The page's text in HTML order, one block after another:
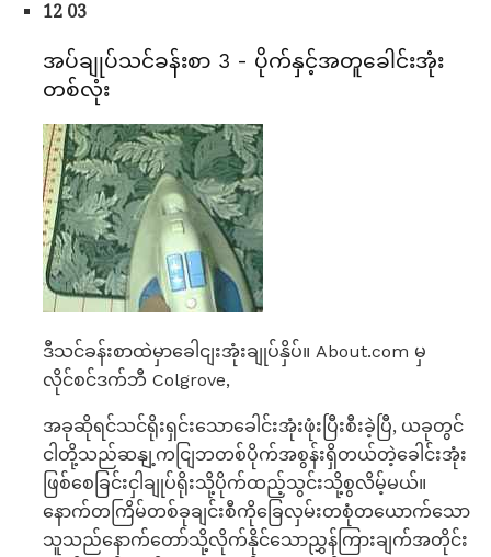
12 03
အပ်ချုပ်သင်ခန်းစာ 3 - ပိုက်နှင့်အတူခေါင်းအုံး
တစ်လုံး
ဒီသင်ခန်းစာထဲမှာခေါငျးအုံးချုပ်နှိပ်။ About.com မှ
လိုင်စင်ဒက်ဘီ Colgrove,
အခုဆိုရင်သင်ရိုးရှင်းသောခေါင်းအုံးဖုံးပြီးစီးခဲ့ပြီ, ယခုတွင်
ငါတို့သည်ဆနျ့ကငျြဘတစ်ပိုက်အစွန်းရှိတယ်တဲ့ခေါင်းအုံး
ဖြစ်စေခြင်းငှါချုပ်ရိုးသို့ပိုက်ထည့်သွင်းသို့စွလိမ့်မယ်။
နောက်တကြိမ်တစ်ခုချင်းစီကိုခြေလှမ်းတစုံတယောက်သော
သူသည်နောက်တော်သို့လိုက်နိုင်သောညွှန်ကြားချက်အတိုင်း